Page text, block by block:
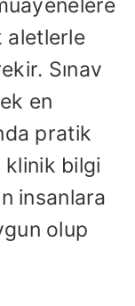
aletlerle
Sınav
en
pratik
bilgi
insanlara
olup